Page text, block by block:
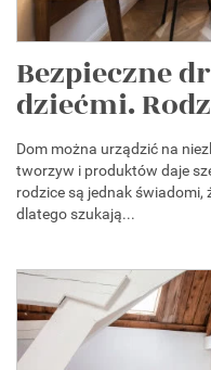
Bezpieczne
dziećmi.
Dom można urządzić na
tworzyw i produktów daje
rodzice są jednak świadomi,
dlatego szukają...